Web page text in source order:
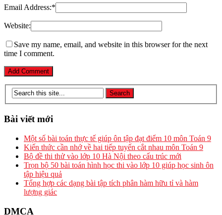
Email Address:*
Website:
Save my name, email, and website in this browser for the next
time I comment.
Bài viết mới
Một số bài toán thực tế giúp ôn tập đạt điểm 10 môn Toán 9
Kiến thức cần nhớ về hai tiếp tuyến cắt nhau môn Toán 9
Bộ đề thi thử vào lớp 10 Hà Nội theo cấu trúc mới
Trọn bộ 50 bài toán hình học thi vào lớp 10 giúp học sinh ôn
tập hiệu quả
Tổng hợp các dạng bài tập tích phân hàm hữu tỉ và hàm
lượng giác
DMCA